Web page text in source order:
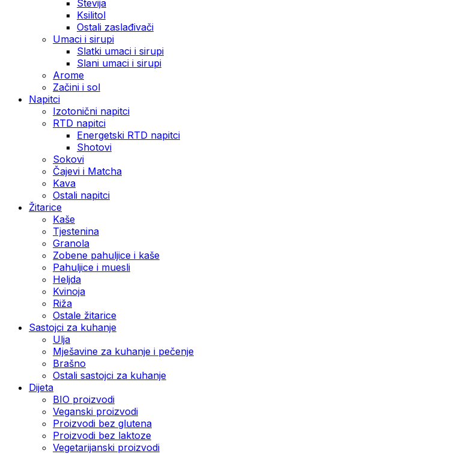
Stevija
Ksilitol
Ostali zaslađivači
Umaci i sirupi
Slatki umaci i sirupi
Slani umaci i sirupi
Arome
Začini i sol
Napitci
Izotonični napitci
RTD napitci
Energetski RTD napitci
Shotovi
Sokovi
Čajevi i Matcha
Kava
Ostali napitci
Žitarice
Kaše
Tjestenina
Granola
Zobene pahuljice i kaše
Pahuljice i muesli
Heljda
Kvinoja
Riža
Ostale žitarice
Sastojci za kuhanje
Ulja
Mješavine za kuhanje i pečenje
Brašno
Ostali sastojci za kuhanje
Dijeta
BIO proizvodi
Veganski proizvodi
Proizvodi bez glutena
Proizvodi bez laktoze
Vegetarijanski proizvodi